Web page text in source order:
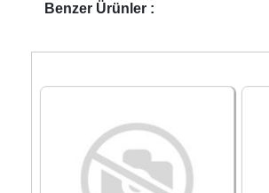
Benzer Ürünler :